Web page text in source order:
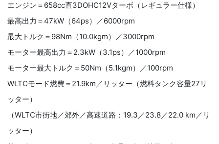
エンジン＝658cc直3DOHC12Vターボ（レギュラー仕様）
最高出力＝47kW（64ps）／6000rpm
最大トルク＝98Nm（10.0kgm）／3000rpm
モーター最高出力＝2.3kW（3.1ps）／1000rpm
モーター最大トルク＝50Nm（5.1kgm）／100rpm
WLTCモード燃費＝21.9km／リッター（燃料タンク容量27リ
ッター）
（WLTC市街地／郊外／高速道路：19.3／23.8／22.0 km／リ
ッター）